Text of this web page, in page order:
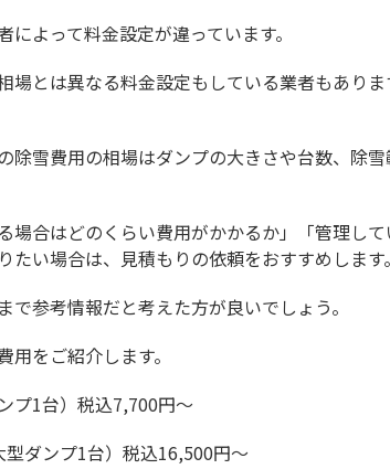
よって料金設定が違っています。
場とは異なる料金設定もしている業者もあり
除雪費用の相場はダンプの大きさや台数、除
場合はどのくらい費用がかかるか」「管理し
たい場合は、見積もりの依頼をおすすめします。
で参考情報だと考えた方が良いでしょう。
をご紹介します。
プ1台）税込7,700円～
ダンプ1台）税込16,500円～